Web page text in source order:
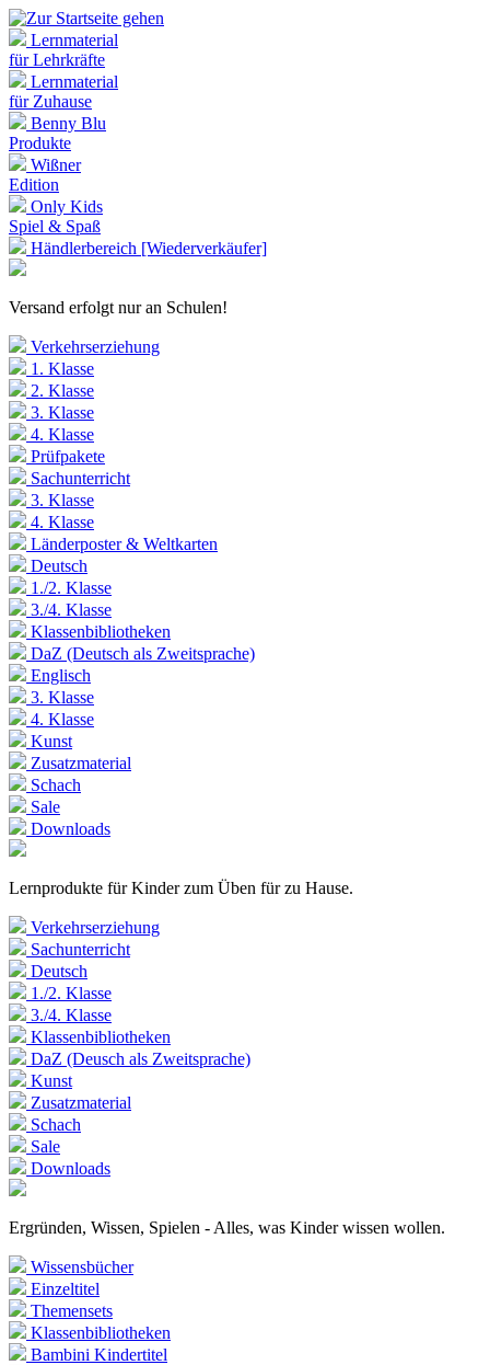
Lernmaterial
für Lehrkräfte
Lernmaterial
für Zuhause
Benny Blu
Produkte
Wißner
Edition
Only Kids
Spiel & Spaß
Händlerbereich [Wiederverkäufer]
Versand erfolgt nur an Schulen!
Verkehrserziehung
1. Klasse
2. Klasse
3. Klasse
4. Klasse
Prüfpakete
Sachunterricht
3. Klasse
4. Klasse
Länderposter & Weltkarten
Deutsch
1./2. Klasse
3./4. Klasse
Klassenbibliotheken
DaZ (Deutsch als Zweitsprache)
Englisch
3. Klasse
4. Klasse
Kunst
Zusatzmaterial
Schach
Sale
Downloads
Lernprodukte für Kinder zum Üben für zu Hause.
Verkehrserziehung
Sachunterricht
Deutsch
1./2. Klasse
3./4. Klasse
Klassenbibliotheken
DaZ (Deusch als Zweitsprache)
Kunst
Zusatzmaterial
Schach
Sale
Downloads
Ergründen, Wissen, Spielen - Alles, was Kinder wissen wollen.
Wissensbücher
Einzeltitel
Themensets
Klassenbibliotheken
Bambini Kindertitel